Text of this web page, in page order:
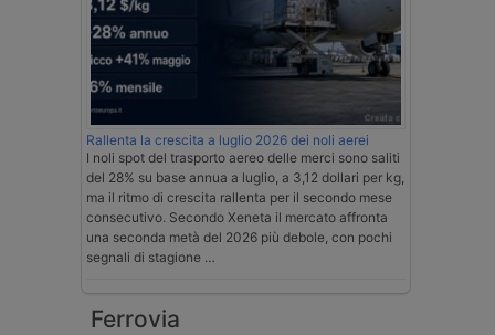
Rallenta la crescita a luglio 2026 dei noli aerei
I noli spot del trasporto aereo delle merci sono saliti
del 28% su base annua a luglio, a 3,12 dollari per kg,
ma il ritmo di crescita rallenta per il secondo mese
consecutivo. Secondo Xeneta il mercato affronta
una seconda metà del 2026 più debole, con pochi
segnali di stagione …
Ferrovia